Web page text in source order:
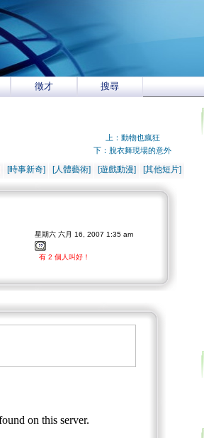
徵才 搜尋
上：動物也瘋狂
下：脫衣舞現場的意外
[時事新奇] [人體藝術] [遊戲動漫] [其他短片]
星期六 六月 16, 2007 1:35 am
有 2 個人叫好！